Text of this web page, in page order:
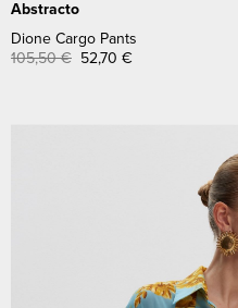
Abstracto
Dione Cargo Pants
105,50€ 52,70 €